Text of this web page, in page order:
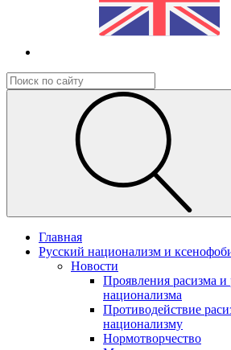
Главная
Русский национализм и
Новости
Проявления расизма и
национализма
Противодействие
национализму
Нормотворчество